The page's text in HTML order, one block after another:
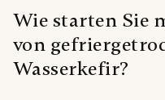
Wie starten Sie
von
Wasserkefir?